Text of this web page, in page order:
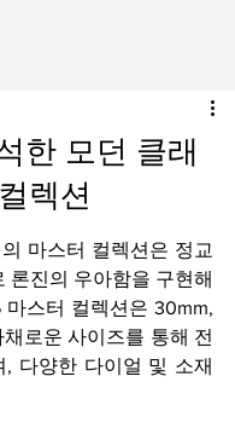
한 모던 클래
렉션
마스터 컬렉션은 정교
론진의 우아함을 구현해
스터 컬렉션은 30mm,
로운 사이즈를 통해 전
다양한 다이얼 및 소재